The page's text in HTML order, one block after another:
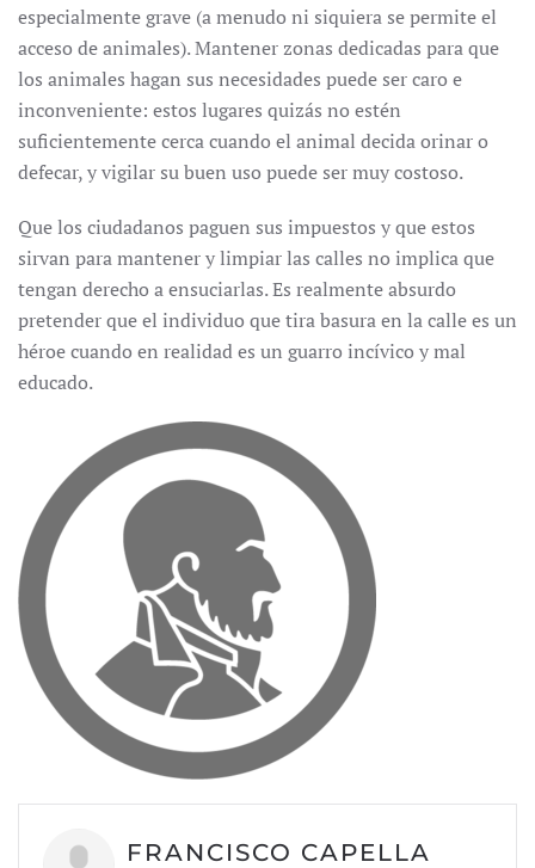
especialmente grave (a menudo ni siquiera se permite el
acceso de animales). Mantener zonas dedicadas para que
los animales hagan sus necesidades puede ser caro e
inconveniente: estos lugares quizás no estén
suficientemente cerca cuando el animal decida orinar o
defecar, y vigilar su buen uso puede ser muy costoso.
Que los ciudadanos paguen sus impuestos y que estos
sirvan para mantener y limpiar las calles no implica que
tengan derecho a ensuciarlas. Es realmente absurdo
pretender que el individuo que tira basura en la calle es un
héroe cuando en realidad es un guarro incívico y mal
educado.
FRANCISCO CAPELLA